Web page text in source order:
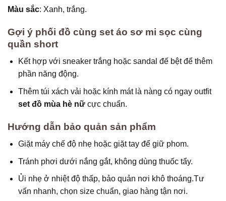
Màu sắc: Xanh, trắng.
Gợi ý phối đồ cùng set áo sơ mi sọc cùng
quần short
Kết hợp với sneaker trắng hoặc sandal đế bệt để thêm
phần năng động.
Thêm túi xách vải hoặc kính mát là nàng có ngay outfit
set đồ mùa hè nữcực chuẩn.
Hướng dẫn bảo quản sản phẩm
Giặt máy chế độ nhẹ hoặc giặt tay để giữ phom.
Tránh phơi dưới nắng gắt, không dùng thuốc tẩy.
Ủi nhẹ ở nhiệt độ thấp, bảo quản nơi khô thoáng.Tư
vấn nhanh, chọn size chuẩn, giao hàng tận nơi.